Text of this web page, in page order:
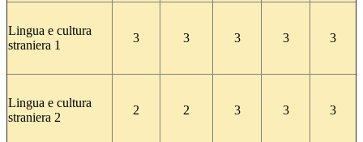
Lingua e cultura
straniera 1
3 3 3 3 3
Lingua e cultura
straniera 2
2 2 3 3 3